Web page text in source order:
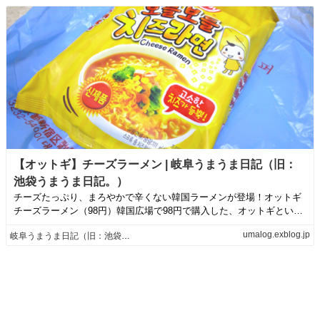
【オットギ】チーズラーメン | 岐阜うまうま日記（旧：
池袋うまうま日記。）
チーズたっぷり、まろやかで辛くない韓国ラーメンが登場！オットギ
チーズラーメン（98円）韓国広場で98円で購入した、オットギという
岐阜うまうま日記（旧：池袋うまうま日記。） umalog.exblog.jp